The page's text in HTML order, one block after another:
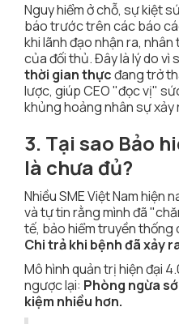
Nguy hiểm ở chỗ, sự kiệt
báo trước trên các báo
khi lãnh đạo nhận ra,
của đối thủ. Đây là lý do vì
thời gian thựcđang trở
lược, giúp CEO "đọc vị"
khủng hoảng nhân sự xảy
3. Tại sao Bảo
là chưa đủ?
Nhiều SME Việt Nam hiện
và tự tin rằng mình đã
tế, bảo hiểm truyền thống
Chi trả khi bệnh đã xảy
Mô hình quản trị hiện đại
ngược lại: Phòng ngừa
kiệm nhiều hơn.